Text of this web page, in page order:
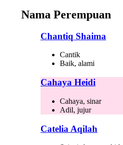
Nama Perempuan
Chantiq Shaima
Cantik
Baik, alami
Cahaya Heidi
Cahaya, sinar
Adil, jujur
Catelia Aqilah